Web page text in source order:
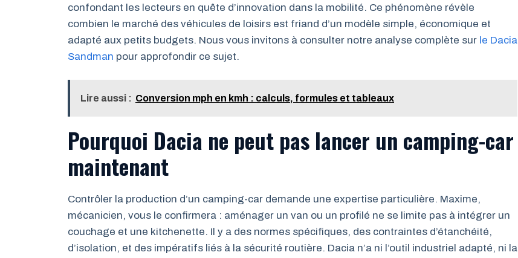
confondant les lecteurs en quête d’innovation dans la mobilité. Ce phénomène révèle
combien le marché des véhicules de loisirs est friand d’un modèle simple, économique et
adapté aux petits budgets. Nous vous invitons à consulter notre analyse complète sur le Dacia
Sandman pour approfondir ce sujet.
Lire aussi : Conversion mph en kmh : calculs, formules et tableaux
Pourquoi Dacia ne peut pas lancer un camping-car
maintenant
Contrôler la production d’un camping-car demande une expertise particulière. Maxime,
mécanicien, vous le confirmera : aménager un van ou un profilé ne se limite pas à intégrer un
couchage et une kitchenette. Il y a des normes spécifiques, des contraintes d’étanchéité,
d’isolation, et des impératifs liés à la sécurité routière. Dacia n’a ni l’outil industriel adapté, ni la